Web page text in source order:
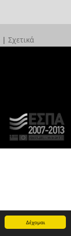
Δέχομαι
| Σχετικά